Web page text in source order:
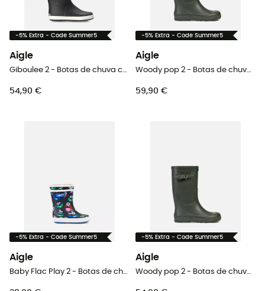
-5% Extra - Code Summer5
Aigle
Giboulee 2 - Botas de chuva criança
54,90 €
-5% Extra - Code Summer5
Aigle
Woody pop 2 - Botas de chuva criança
59,90 €
-5% Extra - Code Summer5
Aigle
Baby Flac Play 2 - Botas de chuva criança
-5% Extra - Code Summer5
Aigle
Woody pop 2 - Botas de chuva criança